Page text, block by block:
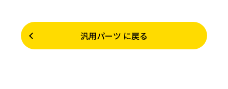
汎用パーツ に戻る